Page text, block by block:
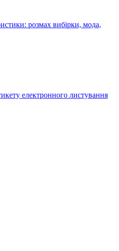
розмах вибірки, мода,
електронного листування